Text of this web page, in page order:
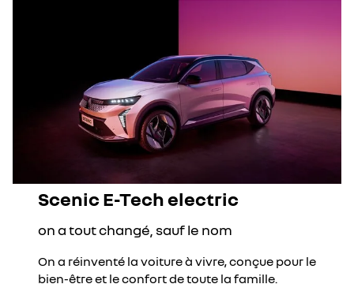
Scenic E-Tech electric
on a tout changé, sauf le nom
On a réinventé la voiture à vivre, conçue pour le
bien-être et le confort de toute la famille.